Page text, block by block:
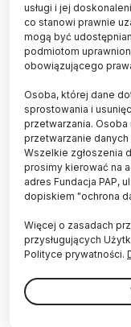
Fot. Adobe Stock
Naukowcy
pasożyta,
odkrycia -
Szkoły Głównej
Warszawie
związanej z
szczególne
Praca została
"International
usługi i jej
co stanowi prawnie
mogą być
podmiotom
obowiązującego
Osoba, której dane
sprostowania i
przetwarzania.
przetwarzanie
Wszelkie zgłoszenia
prosimy kierować na
adres Fundacja PAP,
dopiskiem "ochrona
Więcej o zasadach
przysługujących
Polityce prywatności.